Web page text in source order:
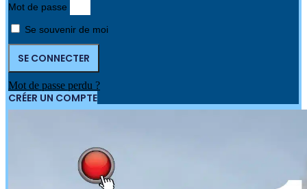
Mot de passe
Se souvenir de moi
SE CONNECTER
Mot de passe perdu ?
CRÉER UN COMPTE